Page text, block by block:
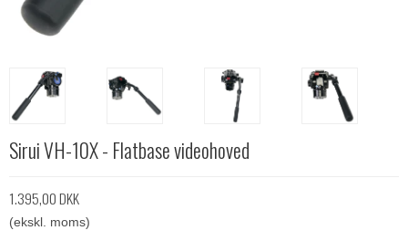
Sirui VH-10X - Flatbase videohoved
1.395,00 DKK
(ekskl. moms)